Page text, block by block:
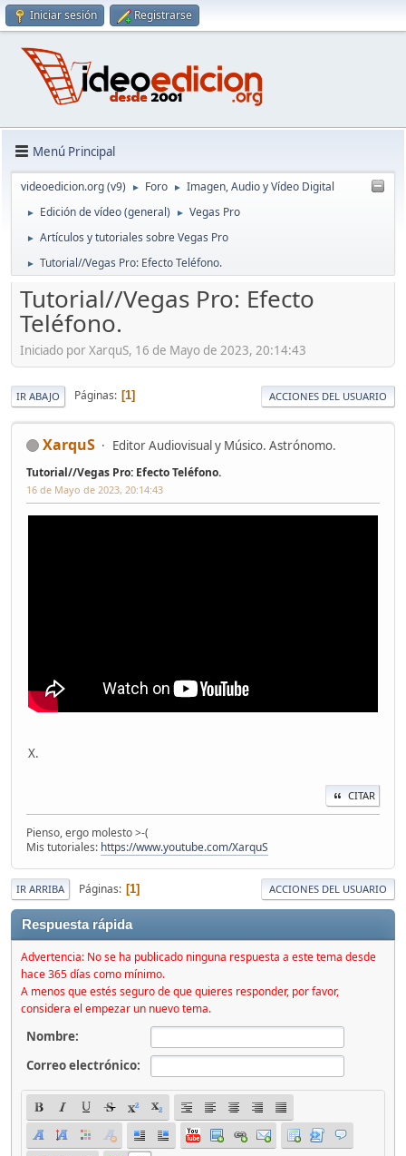
Iniciar sesión Registrarse
Menú Principal
videoedicion.org (v9) ► Foro ► Imagen, Audio y Vídeo Digital
► Edición de vídeo (general) ► Vegas Pro
► Artículos y tutoriales sobre Vegas Pro
► Tutorial//Vegas Pro: Efecto Teléfono.
Tutorial//Vegas Pro: Efecto
Teléfono.
Iniciado por XarquS, 16 de Mayo de 2023, 20:14:43
IR ABAJO Páginas 1 ACCIONES DEL USUARIO
XarquS Editor Audiovisual y Músico. Astrónomo.
Tutorial//Vegas Pro: Efecto Teléfono.
16 de Mayo de 2023, 20:14:43
X.
CITAR
Pienso, ergo molesto >-(
Mis tutoriales: https://www.youtube.com/XarquS
IR ARRIBA Páginas 1 ACCIONES DEL USUARIO
Respuesta rápida
Advertencia: No se ha publicado ninguna respuesta a este tema desde
hace 365 días como mínimo.
A menos que estés seguro de que quieres responder, por favor,
considera el empezar un nuevo tema.
Nombre:
Correo electrónico: